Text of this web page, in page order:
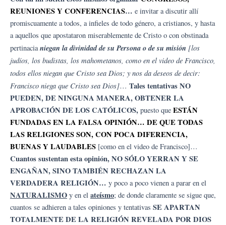
REUNIONES Y CONFERENCIAS… e invitar a discutir allí
promiscuamente a todos, a infieles de todo género, a cristianos, y hasta
a aquellos que apostataron miserablemente de Cristo o con obstinada
pertinacianiegan la divinidad de su Persona o de su misión [los
judíos, los budistas, los mahometanos, como en el video de Francisco,
todos ellos niegan que Cristo sea Dios; y nos da deseos de decir:
Francisco niega que Cristo sea Dios]… Tales tentativas NO
PUEDEN, DE NINGUNA MANERA, OBTENER LA
APROBACIÓN DE LOS CATÓLICOS, puesto que ESTÁN
FUNDADAS EN LA FALSA OPINIÓN… DE QUE TODAS
LAS RELIGIONES SON, CON POCA DIFERENCIA,
BUENAS Y LAUDABLES [como en el video de Francisco]…
Cuantos sustentan esta opinión, NO SÓLO YERRAN Y SE
ENGAÑAN, SINO TAMBIÉN RECHAZAN LA
VERDADERA RELIGIÓN… y poco a poco vienen a parar en el
NATURALISMO y en el ateísmo; de donde claramente se sigue que,
cuantos se adhieren a tales opiniones y tentativas SE APARTAN
TOTALMENTE DE LA RELIGIÓN REVELADA POR DIOS